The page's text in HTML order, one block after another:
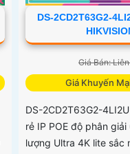
DS-2CD2T63G2-
Giá Bán:
Giá Khuyến
DS-2CD2T63G2-
rẻ IP POE độ phân
lượng Ultra 4K lite sắc